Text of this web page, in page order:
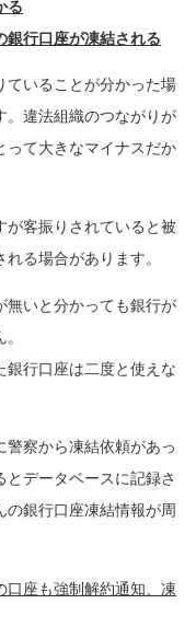
る
銀行口座が凍結される
ていることが分かった場
。違法組織のつながりが
って大きなマイナスだか
が客振りされていると被
る場合があります。
無いと分かっても銀行が
銀行口座は二度と使えな
警察から凍結依頼があっ
データベースに記録さ
銀行口座凍結情報が周
口座も強制解約通知、凍